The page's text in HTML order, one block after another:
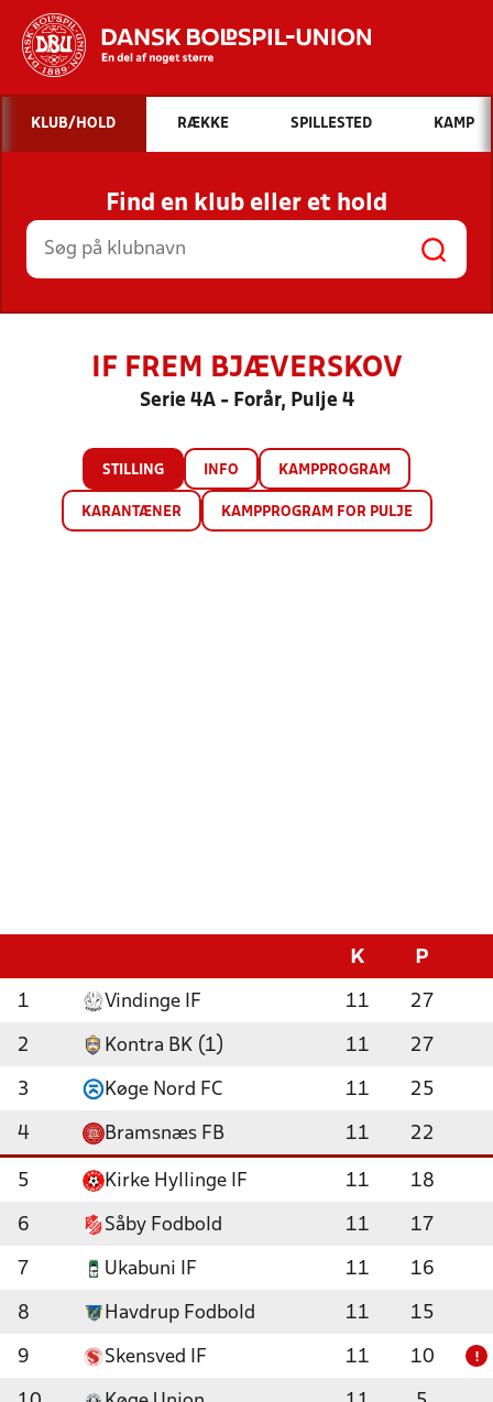
Hvad vil du søge efter?
INDHOLD OG NYHEDER
STILLINGER, RESULTATER, KLUBBER OG
HOLD
KLUB/HOLD RÆKKE SPILLESTED KAMP
Find en klub eller et hold
IF FREM BJÆVERSKOV
Serie 4A - Forår, Pulje 4
STILLING INFO KAMPPROGRAM
KARANTÆNER KAMPPROGRAM FOR PULJE
K P
1 Vindinge IF 11 27
2 Kontra BK (1) 11 27
3 Køge Nord FC 11 25
4 Bramsnæs FB 11 22
5 Kirke Hyllinge IF 11 18
6 Såby Fodbold 11 17
7 Ukabuni IF 11 16
8 Havdrup Fodbold 11 15
9 Skensved IF 11 10 !